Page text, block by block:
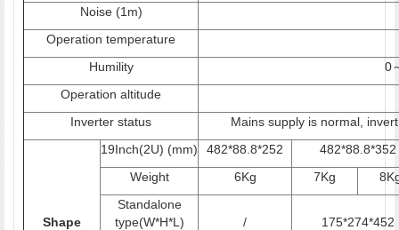
Noise (1m)
Operation temperature
Humility
0
Operation altitude
Inverter status
Mains supply is normal,
Shape
19Inch(2U) (mm) 482*88.8*252
482*88.8*352
Weight
6Kg 7Kg
Standalone
type(W*H*L)
/ 175*274*452